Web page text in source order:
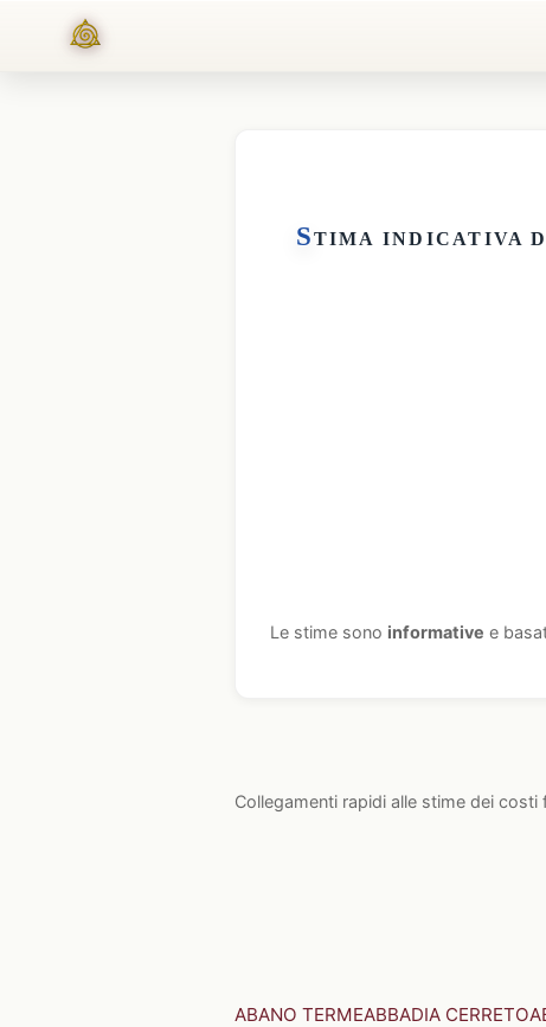
STIMA INDICATIVA
Le stime sono informative e
Collegamenti rapidi alle stime dei costi
ABANO TERMEABBADIA CERRETO